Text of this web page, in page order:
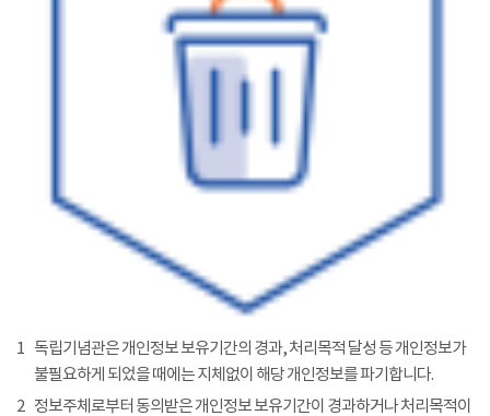
1 독립기념관은 개인정보 보유기간의 경과, 처리목적 달성 등 개인정보가
불필요하게 되었을 때에는 지체없이 해당 개인정보를 파기합니다.
2 정보주체로부터 동의받은 개인정보 보유기간이 경과하거나 처리목적이